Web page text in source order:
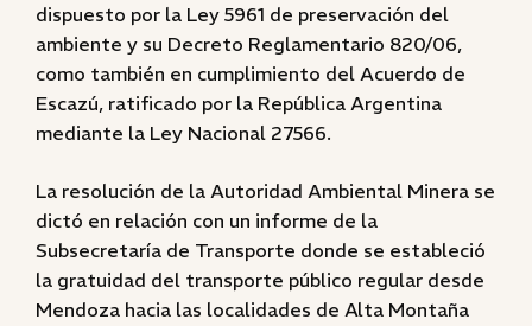
dispuesto por la Ley 5961 de preservación del
ambiente y su Decreto Reglamentario 820/06,
como también en cumplimiento del Acuerdo de
Escazú, ratificado por la República Argentina
mediante la Ley Nacional 27566.
La resolución de la Autoridad Ambiental Minera se
dictó en relación con un informe de la
Subsecretaría de Transporte donde se estableció
la gratuidad del transporte público regular desde
Mendoza hacia las localidades de Alta Montaña